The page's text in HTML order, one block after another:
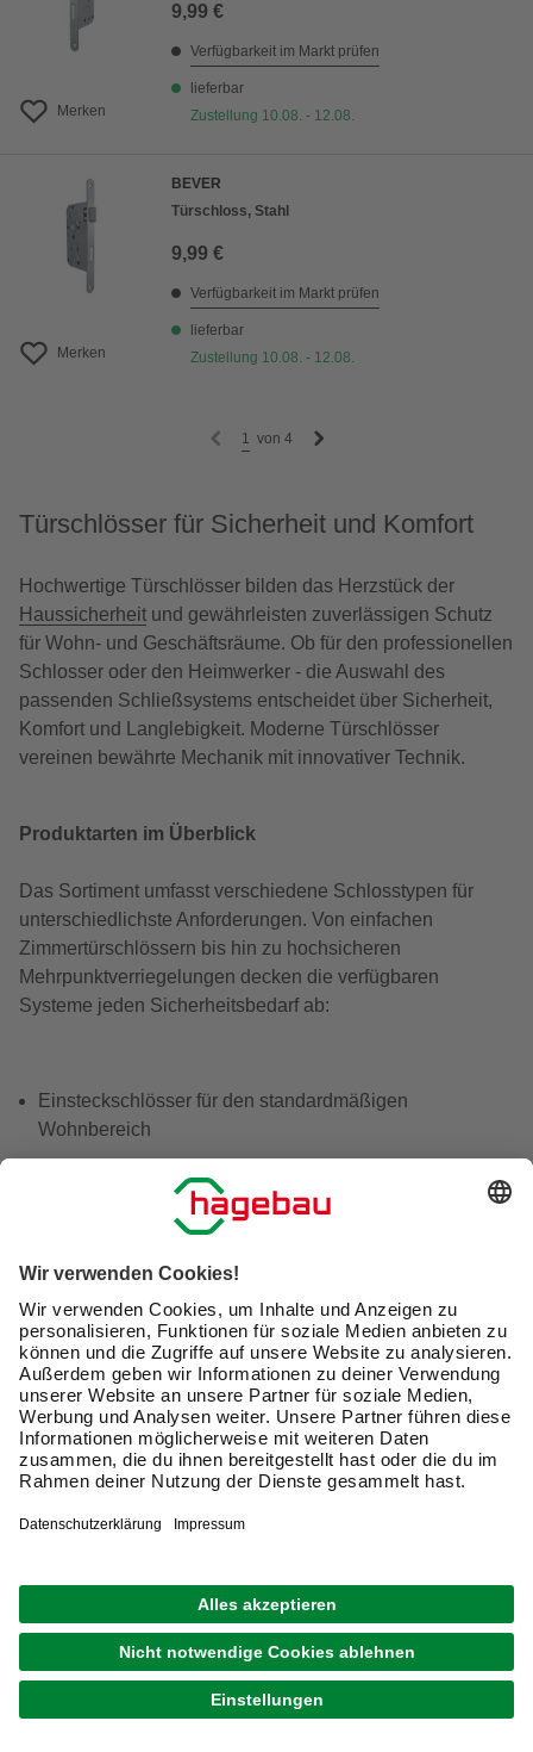
Merken
9,99 €
Verfügbarkeit im Markt prüfen
lieferbar
Zustellung 10.08. - 12.08.
Merken
BEVER
Türschloss, Stahl
9,99 €
Verfügbarkeit im Markt prüfen
lieferbar
Zustellung 10.08. - 12.08.
1 von 4
Türschlösser für Sicherheit und Komfort
Hochwertige Türschlösser bilden das Herzstück der
Haussicherheit und gewährleisten zuverlässigen Schutz
für Wohn- und Geschäftsräume. Ob für den professionellen
Schlosser oder den Heimwerker - die Auswahl des
passenden Schließsystems entscheidet über Sicherheit,
Komfort und Langlebigkeit. Moderne Türschlösser
vereinen bewährte Mechanik mit innovativer Technik.
Produktarten im Überblick
Das Sortiment umfasst verschiedene Schlosstypen für
unterschiedlichste Anforderungen. Von einfachen
Zimmertürschlössern bis hin zu hochsicheren
Mehrpunktverriegelungen decken die verfügbaren
Systeme jeden Sicherheitsbedarf ab:
Einsteckschlösser für den standardmäßigen
Wohnbereich
Mehrpunktverriegelungen für erhöhte
Sicherheitsanforderungen
Panikschlösser für Fluchtwege und Notausgänge
Elektronische Schlösser mit digitaler Zugangskontrolle
Türschloss-Typen und ihre Einsatzgebiete
Jeder Schlosstyp erfüllt spezifische Anforderungen und
eignet sich für bestimmte Anwendungsbereiche. Die Wahl
Schlosstyp Anwendungsbereich